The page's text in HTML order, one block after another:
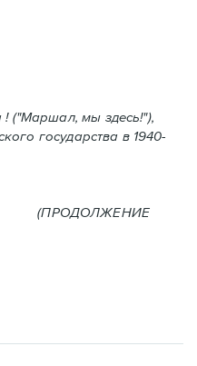
! ("Маршал, мы здесь!"),
государства в 1940-